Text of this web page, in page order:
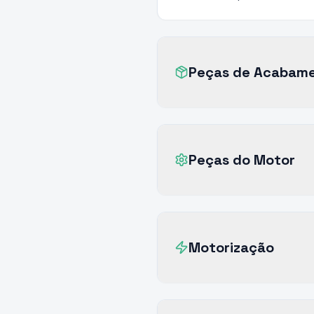
Peças de
Peças do Motor
Motorização